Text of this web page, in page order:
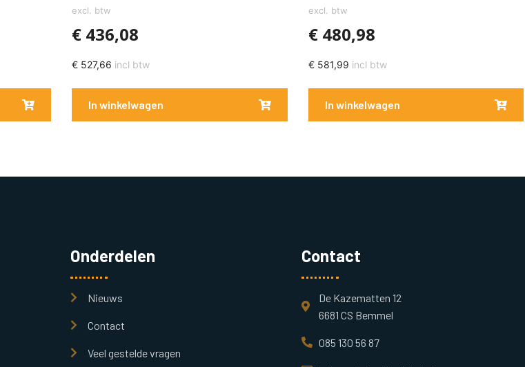
excl. btw
€ 436,08
€ 527,66 incl btw
In winkelwagen
excl. btw
€480,98
€581,99 incl btw
In winkelwagen
Onderdelen
Nieuws
Contact
Veel gestelde vragen
Contact
De Kazematten 12
6681 CS Bemmel
085 130 56 87